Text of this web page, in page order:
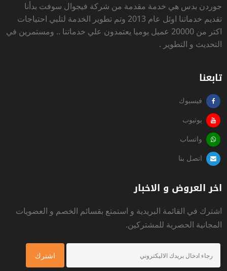
جوردن بدس هي خدمة مقدمة من شركة فيجوال سوفت بدأنا
تقديم خدماتنا اوئل عام 2013 وتم تطوير الخدمة لتلبي احتياجات
اكتر من 20000 عميل يوميا يعتمدون علي خدماتنا .. ومستمرين في
التحديث و التطوير .
تابعنا
فيسبوك
يوتيوب
واتساب
اتصل بنا
اخر العروض و الاخبار
اشترك في القائمة البريدية و استمتع بقسائم الخصم و العضويات
المجانية الحصرية للمشتركين.